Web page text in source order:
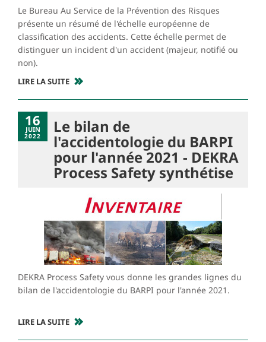
Le Bureau Au Service de la Prévention des Risques
présente un résumé de l'échelle européenne de
classification des accidents. Cette échelle permet de
distinguer un incident d'un accident (majeur, notifié ou
non).
LIRE LA SUITE
16
JUIN
2022 Le bilan de
l'accidentologie du BARPI
pour l'année 2021 - DEKRA
Process Safety synthétise
DEKRA Process Safety vous donne les grandes lignes du
bilan de l'accidentologie du BARPI pour l'année 2021.
LIRE LA SUITE